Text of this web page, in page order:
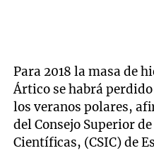
Para 2018 la masa de
Ártico se habrá
los veranos polares,
del Consejo Superior
Científicas, (CSIC) de